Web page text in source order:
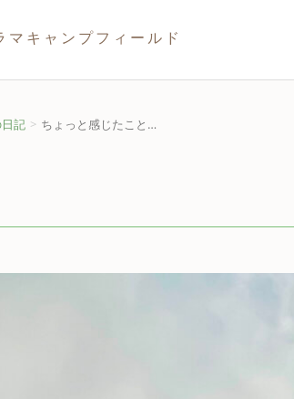
マキャンプフィールド
記 ちょっと感じたこと…